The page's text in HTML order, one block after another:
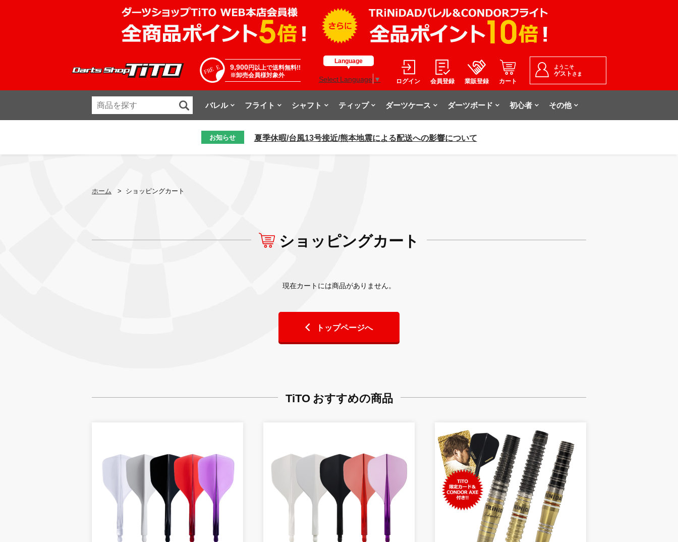
9,900円以上で送料無料!!
※卸売会員様対象外
Language
Select Language ▼ ログイン 会員登録 業販登録 カート
ようこそ
ゲスト さま
バレル フライト シャフト ティップ ダーツケース ダーツボード 初心者 その他
お知らせ 夏季休暇/台風13号接近/熊本地震による配送への影響について
ホーム > ショッピングカート
ショッピングカート
現在カートには商品がありません。
トップページへ
TiTO おすすめの商品